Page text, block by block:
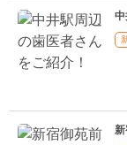
中
新